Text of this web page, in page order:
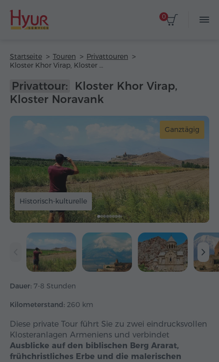
0
Startseite Touren
Privattouren
Kloster Khor Virap, Kloster Noravank
Privattour:
Kloster Khor Virap,
Kloster Noravank
Ganztägig
Historisch-kulturelle
Dauer: 7-8 Stunden
Kilometerstand: 260 km
Diese private Tour führt Sie zu zwei eindrucksvollen
Klosteranlagen Armeniens und verbindet
Ausblicke auf den biblischen Berg Ararat,
frühchristliches Erbe und die malerischen